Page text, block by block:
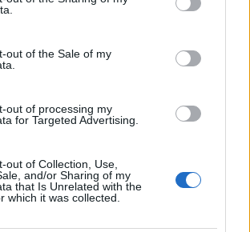
to Google and its third-party tags to
below specified purposes in below Google
out of the Sale of my
out of processing my
for Targeted Advertising.
out of Collection, Use,
and/or Sharing of my
that Is Unrelated with the
which it was collected.
Δεδομένων (Validation)
από άλλες δομές
στους πίνακες (TABLES)
που χρησιμοποιούνται στους
που χρησιμοποιούν Φίλτρα
Δεδομένων (Consolidation)
με το εργαλείο Subtotal